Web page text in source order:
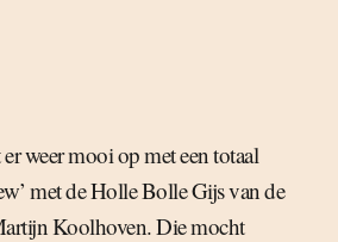
weer mooi op met een totaal
met de Holle Bolle Gijs van de
Koolhoven. Die mocht